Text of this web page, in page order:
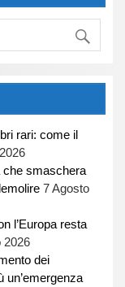
rari: come il
che smaschera
7 Agosto
l’Europa resta
2026
dei
un’emergenza